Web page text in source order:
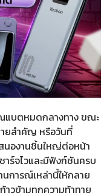
แบตหมดกลางทาง ขณะ
ยสำคัญ หรือวันที่
นองานชิ้นใหญ่ต่อหน้า
าร์จไวและมีฟังก์ชันครบ
นการณ์เหล่านี้ให้กลาย
าวข้ามทุกความท้าทาย